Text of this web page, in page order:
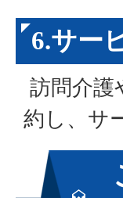
6.サー
訪問介護
約し、サ